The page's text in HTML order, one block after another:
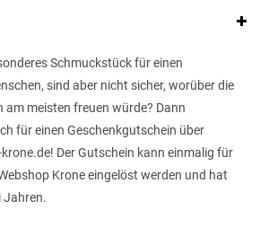
Schmuckstück für einen
sind aber nicht sicher, worüber die
am meisten freuen würde? Dann
für einen Geschenkgutschein über
Der Gutschein kann einmalig für
Krone eingelöst werden und hat
Jahren.